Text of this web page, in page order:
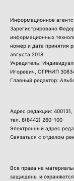
Информационное
Зарегистрировано
информационных
номер и дата принятия
августа 2018
Учредитель:
Игоревич, ОГРНИП
Главный редактор:
Адрес редакции:
тел. 8(8442) 260-100
Электронный адрес
Связаться с отделом
Все права на
защищены и